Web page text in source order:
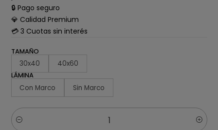
🔒 Pago seguro
💎 Calidad Premium
💳 3 Cuotas sin interés
TAMAÑO
30x40 40x60
LÁMINA
Con Marco Sin Marco
Cantidad